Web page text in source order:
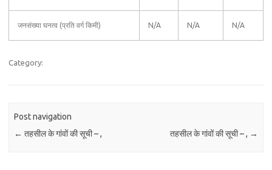
जनसंख्या घनत्व (प्रति वर्ग किमी) N/A N/A N/A
Category:
Post navigation
← तहसील के गांवों की सूची – , तहसील के गांवों की सूची – , →